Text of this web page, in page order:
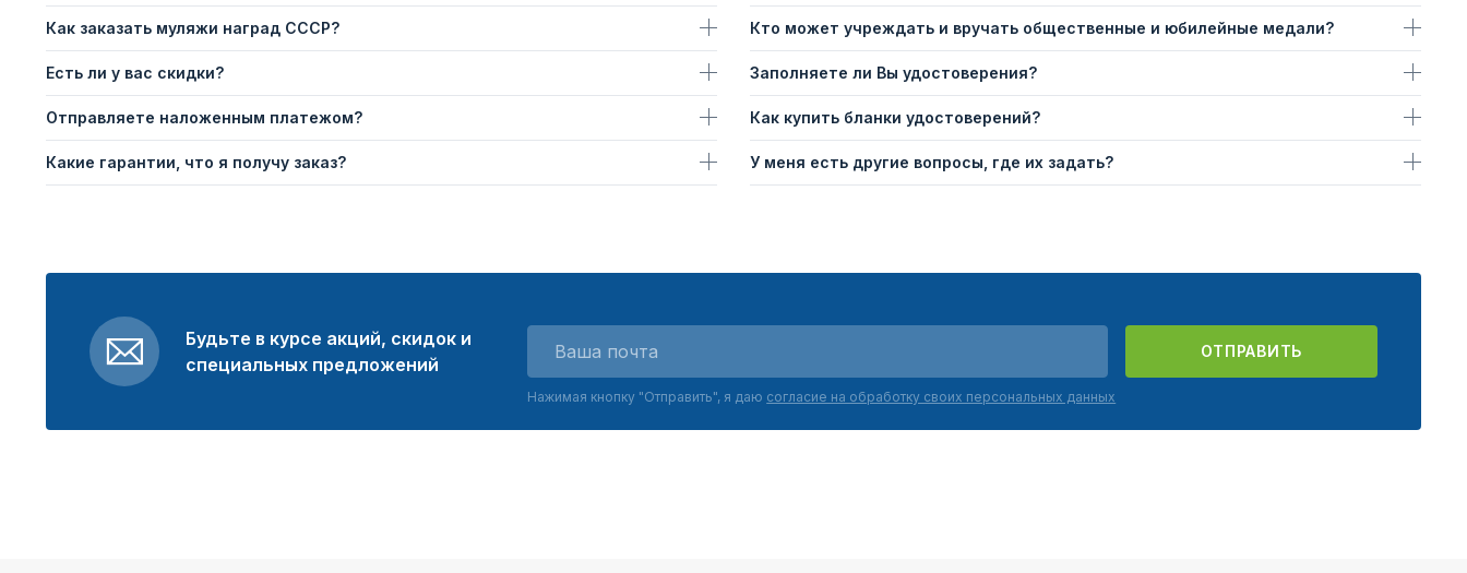
Как заказать муляжи наград СССР?
Есть ли у вас скидки?
Отправляете наложенным платежом?
Какие гарантии, что я получу заказ?
Кто может учреждать и вручать общественные и юбилейные медали?
Заполняете ли Вы удостоверения?
Как купить бланки удостоверений?
У меня есть другие вопросы, где их задать?
Будьте в курсе акций, скидок и
специальных предложений
ОТПРАВИТЬ
Нажимая кнопку "Отправить", я даю согласие на обработку своих персональных данных